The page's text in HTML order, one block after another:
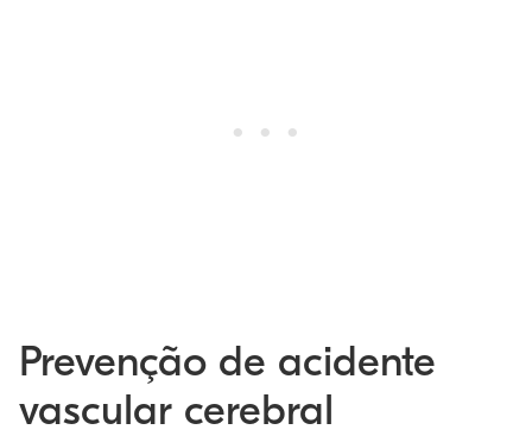
Prevenção de acidente
vascular cerebral